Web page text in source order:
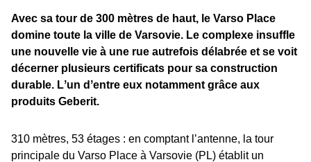
Avec sa tour de 300 mètres de haut, le Varso Place
domine toute la ville de Varsovie. Le complexe insuffle
une nouvelle vie à une rue autrefois délabrée et se voit
décerner plusieurs certificats pour sa construction
durable. Lʼun dʼentre eux notamment grâce aux
produits Geberit.
310 mètres, 53 étages : en comptant lʼantenne, la tour
principale du Varso Place à Varsovie (PL) établit un